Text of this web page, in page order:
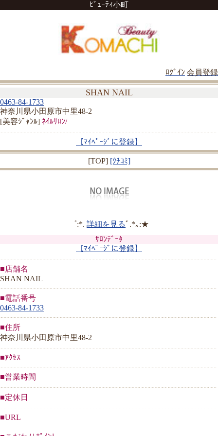
ﾋﾞｭｰﾃｨ小町
ﾛｸﾞｲﾝ 会員登録
SHAN NAIL
0463-84-1733
神奈川県小田原市中里48-2
[美容ｼﾞｬﾝﾙ] ﾈｲﾙｻﾛﾝ/
【ﾏｲﾍﾟｰｼﾞに登録】
[TOP] [ｸﾁｺﾐ]
゜:*. 詳細を見るﾞ.*｡:★
ｻﾛﾝﾃﾞｰﾀ
【ﾏｲﾍﾟｰｼﾞに登録】
■店舗名
SHAN NAIL
■電話番号
0463-84-1733
■住所
神奈川県小田原市中里48-2
■ｱｸｾｽ
■営業時間
■定休日
■URL